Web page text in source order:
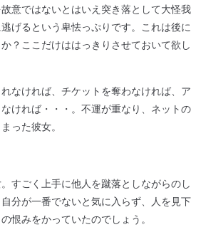
意ではないとはいえ突き落として大怪我
げるという卑怯っぷりです。これは後に
？ここだけははっきりさせておいて欲し
なければ、チケットを奪わなければ、ア
ければ・・・。不運が重なり、ネットの
った彼女。
すごく上手に他人を蹴落としながらのし
分が一番でないと気に入らず、人を見下
恨みをかっていたのでしょう。